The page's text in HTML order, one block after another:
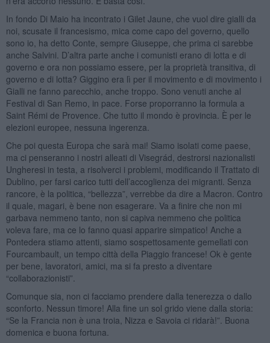
In fondo Di Maio ha incontrato i Gilet Jaune, che vuol dire gialli da
noi, scusate il francesismo, mica come capo del governo, quello
sono io, ha detto Conte, sempre Giuseppe, che prima ci sarebbe
anche Salvini. D’altra parte anche i comunisti erano di lotta e di
governo e ora non possiamo essere, per la proprietà transitiva, di
governo e di lotta? Giggino era lì per il movimento e di movimento i
Gialli ne fanno parecchio, anche troppo. Sono venuti anche al
Festival di San Remo, in pace. Forse proporranno la formula a
Saint Rémi de Provence. Che tutto il mondo è provincia. È per le
elezioni europee, nessuna ingerenza.
Che poi questa Europa che sarà mai! Siamo isolati come paese,
ma ci penseranno i nostri alleati di Visegrád, destrorsi nazionalisti
Ungheresi in testa, a risolverci i problemi, modificando il Trattato di
Dublino, per farsi carico tutti dell’accoglienza dei migranti. Senza
rancore, è la politica, “bellezza”, verrebbe da dire a Macron. Contro
il quale, magari, è bene non esagerare. Va a finire che non mi
garbava nemmeno tanto, non si capiva nemmeno che politica
voleva fare, ma ce lo fanno quasi apparire simpatico! Anche a
Pontedera stiamo attenti, siamo sospettosamente gemellati con
Fourcambault, un tempo città della Piaggio francese! Ok è gente
per bene, lavoratori, amici, ma si fa presto a diventare
“collaborazionisti”.
Comunque sia, non ci facciamo prendere dalla tenerezza o dallo
sconforto. Nessun timore! Alla fine un sol grido viene dalla storia:
“Se la Francia non è una troia, Nizza e Savoia ci ridarà!”. Buona
domenica e buona fortuna.